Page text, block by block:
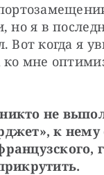
но я в
Вот когда я
ко мне
не
к